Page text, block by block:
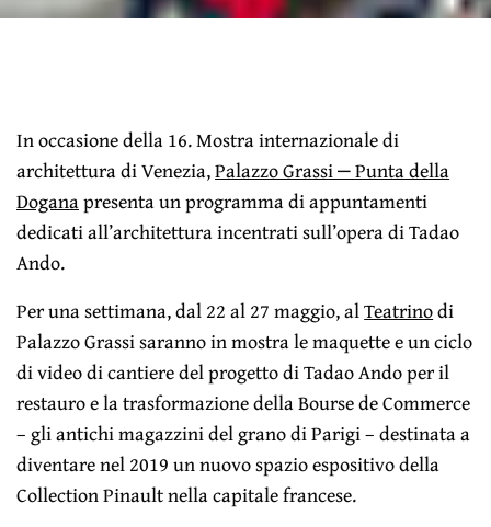
In occasione della 16. Mostra internazionale di
architettura di Venezia,Palazzo Grassi ‒ Punta della
Doganapresenta un programma di appuntamenti
dedicati all’architettura incentrati sull’opera di Tadao
Ando.
Per una settimana, dal 22 al 27 maggio, alTeatrinodi
Palazzo Grassi saranno in mostra le maquette e un ciclo
di video di cantiere del progetto di Tadao Ando per il
restauro e la trasformazione della Bourse de Commerce
– gli antichi magazzini del grano di Parigi – destinata a
diventare nel 2019 un nuovo spazio espositivo della
Collection Pinault nella capitale francese.